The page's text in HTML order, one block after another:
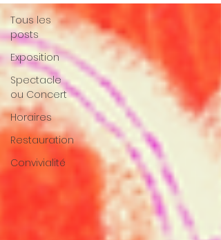
Tous les
posts
Exposition
Spectacle
ou Concert
Horaires
Restauration
Convivialité